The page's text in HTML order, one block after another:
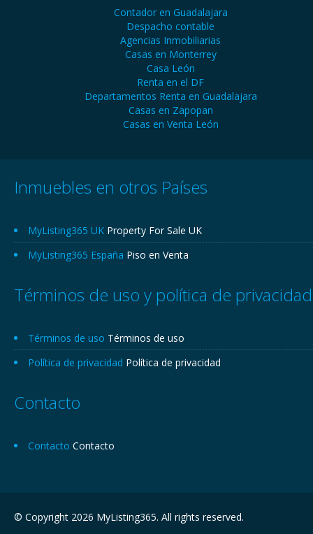
Contador en Guadalajara
Despacho contable
Agencias Inmobiliarias
Casas en Monterrey
Casa León
Renta en el DF
Departamentos Renta en Guadalajara
Casas en Zapopan
Casas en Venta León
Inmuebles en otros Países
MyListing365 UK Property For Sale UK
MyListing365 España Piso en Venta
Términos de uso y política de privacidad
Términos de uso Términos de uso
Política de privacidad Política de privacidad
Contacto
Contacto Contacto
© Copyright 2026 MyListing365. All rights reserved.